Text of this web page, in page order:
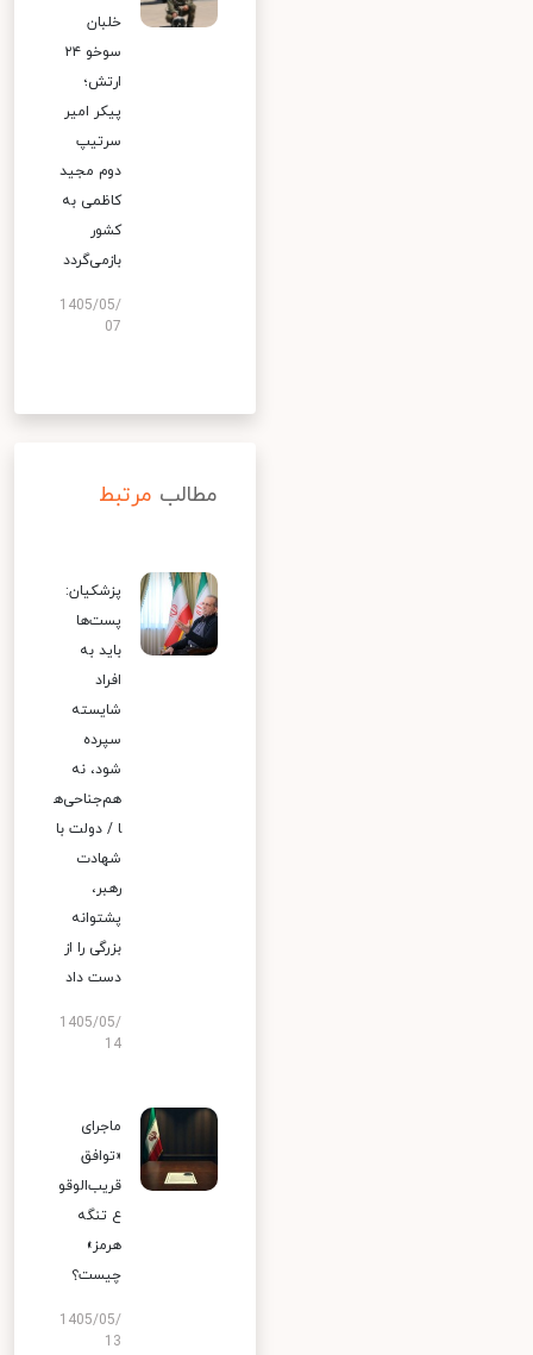
خلبان
سوخو ۲۴
ارتش؛
پیکر امیر
سرتیپ
دوم مجید
کاظمی به
کشور
بازمی‌گردد
1405/05/
07
مطالب مرتبط
پزشکیان:
پست‌ها
باید به
افراد
شایسته
سپرده
شود، نه
هم‌جناحی‌ه
ا / دولت با
شهادت
رهبر،
پشتوانه
بزرگی را از
دست داد
1405/05/
14
ماجرای
«توافق
قریب‌الوقو
ع تنگه
هرمز»
چیست؟
1405/05/
13